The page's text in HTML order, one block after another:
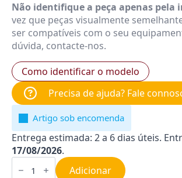
Não identifique a peça apenas pela
vez que peças visualmente
ser compatíveis com o seu
dúvida, contacte-nos.
Como identificar o modelo
Precisa de ajuda? Fale
Artigo sob encomenda
Entrega estimada: 2 a 6 dias úteis.
17/08/2026.
Quantidade
de Adicionar